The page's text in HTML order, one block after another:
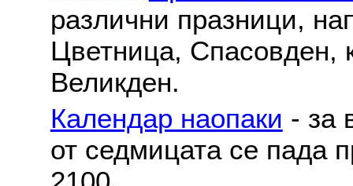
различни празници,
Цветница, Спасовден,
Великден.
Календар наопаки - за
от седмицата се пада